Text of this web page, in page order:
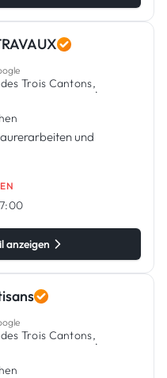
des Trois Cantons,
·
und
anzeigen
des Trois Cantons,
·